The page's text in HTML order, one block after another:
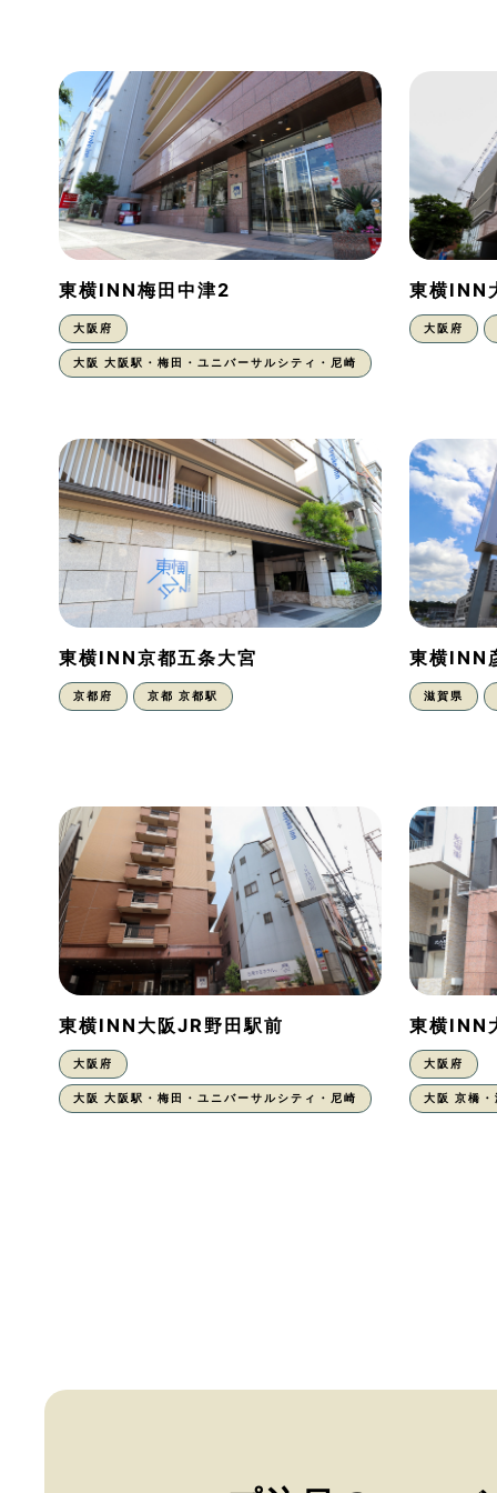
東横INN梅田中津2
大阪府
大阪 大阪駅・梅田・ユニバーサルシティ・尼崎
東横INN
大阪府
東横INN京都五条大宮
京都府 京都 京都駅
東横INN
滋賀県
東横INN大阪JR野田駅前
大阪府
大阪 大阪駅・梅田・ユニバーサルシティ・尼崎
東横INN
大阪府
大阪 京橋